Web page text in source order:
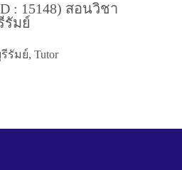
: 15148) สอนวิชา
รัมย์
รัมย์, Tutor